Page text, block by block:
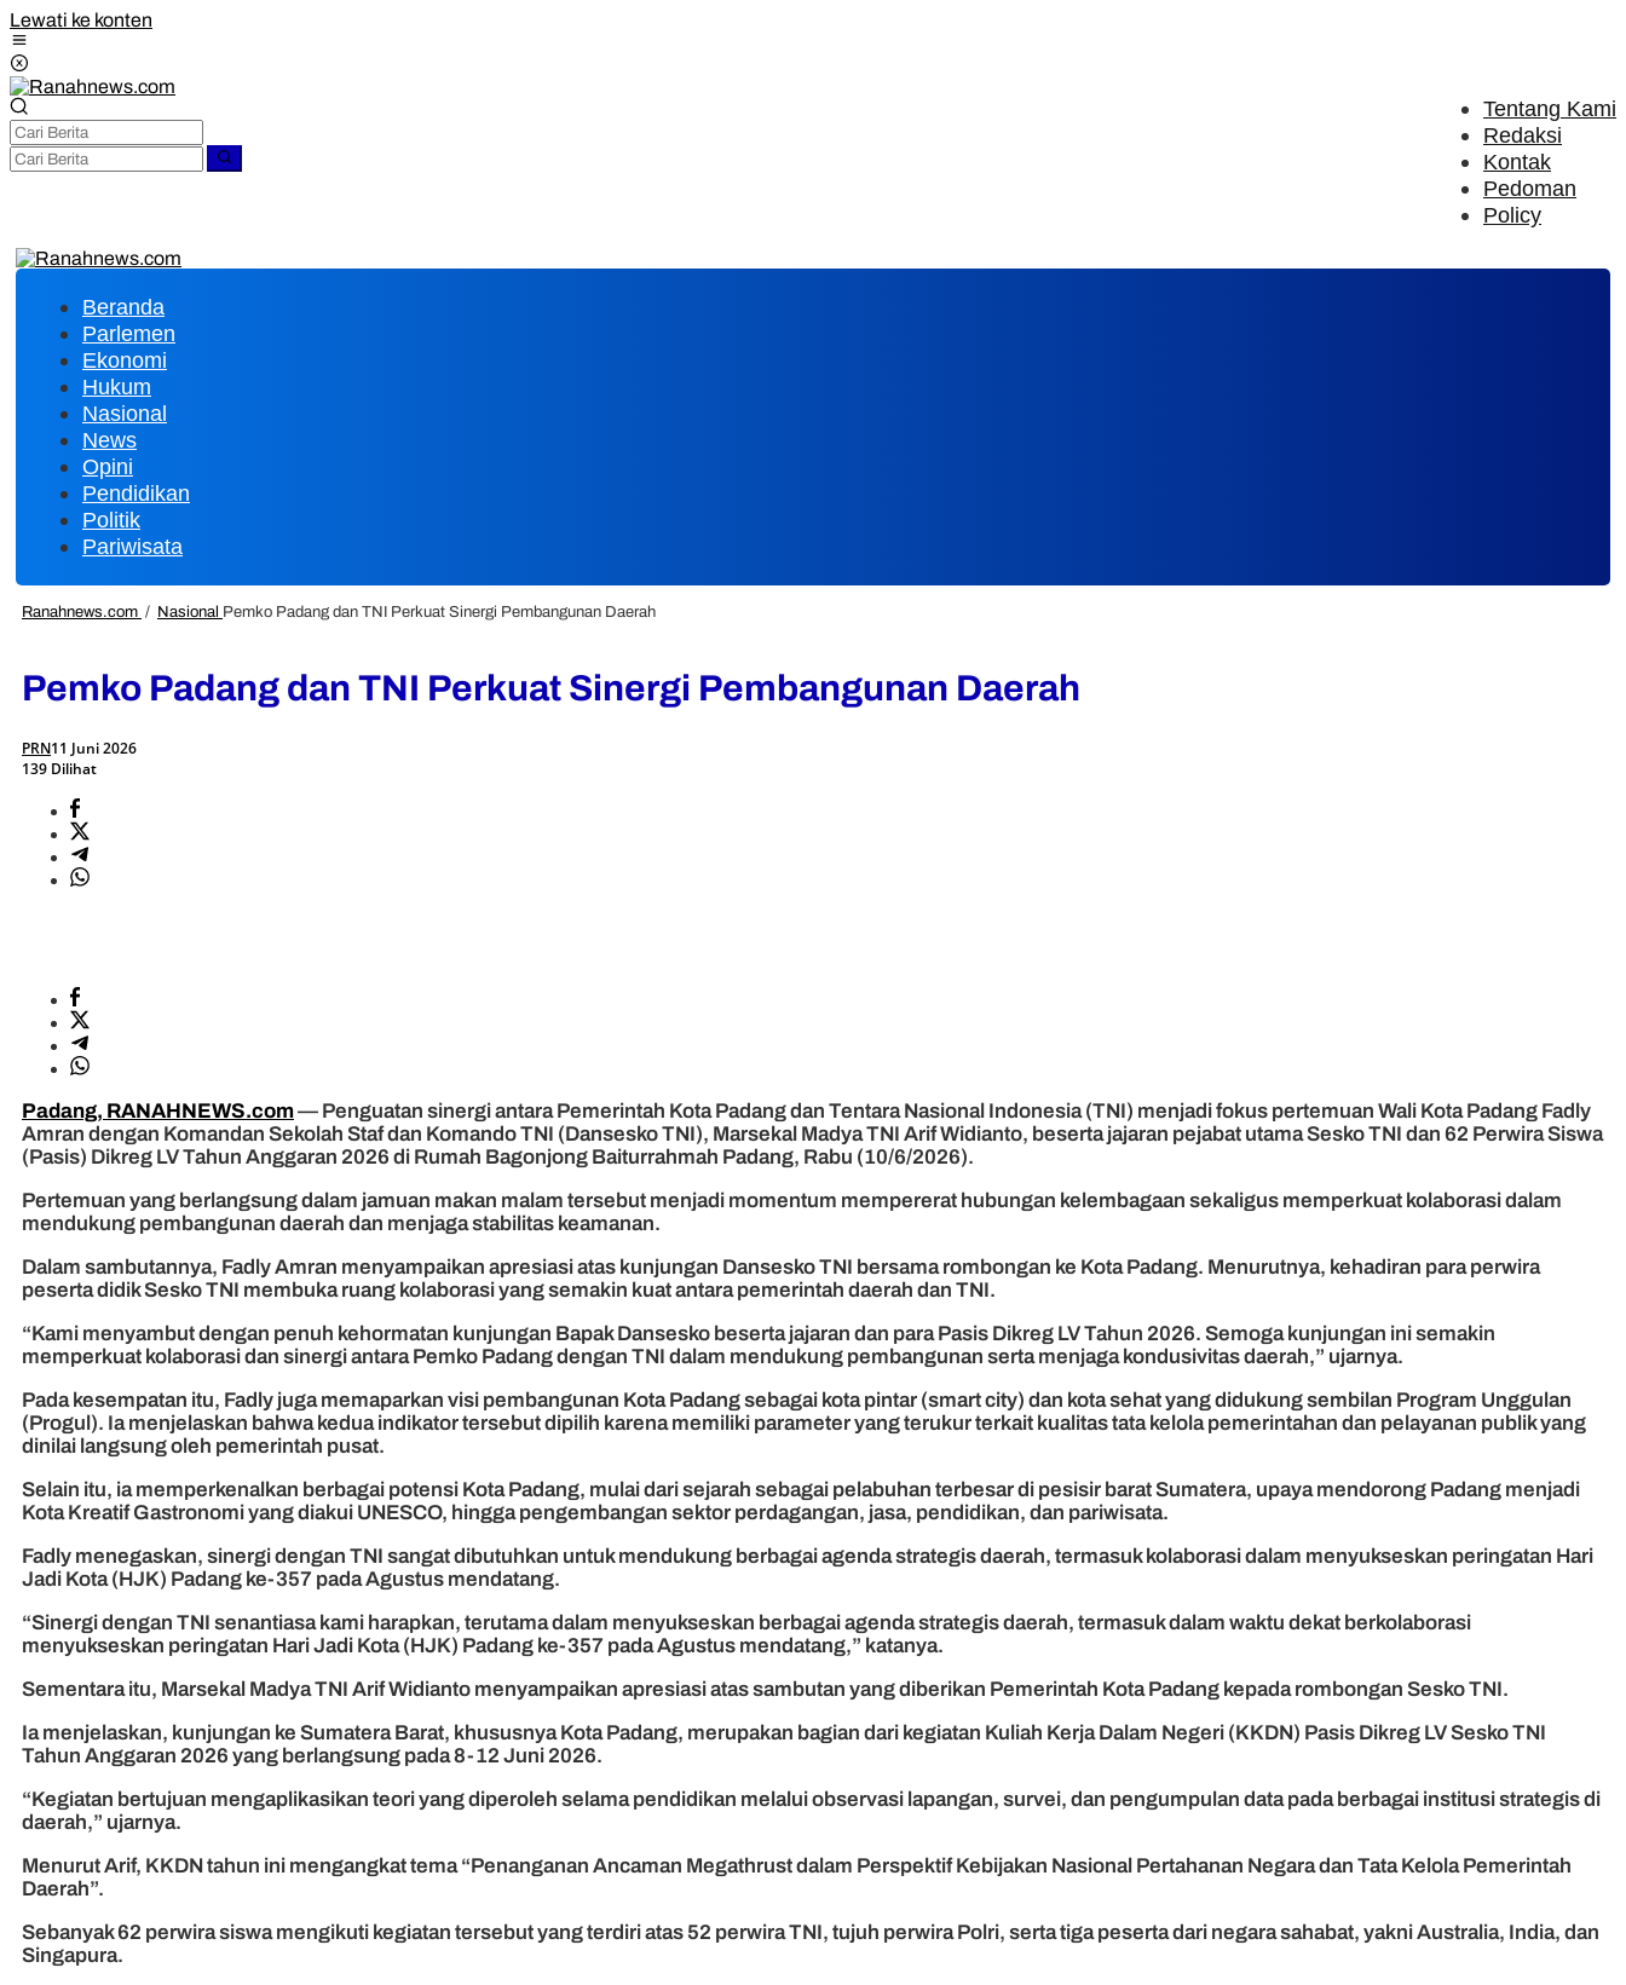
Lewati ke konten
Tentang Kami
Redaksi
Kontak
Pedoman
Policy
Beranda
Parlemen
Ekonomi
Hukum
Nasional
News
Opini
Pendidikan
Politik
Pariwisata
Ranahnews.com / Nasional Pemko Padang dan TNI Perkuat Sinergi Pembangunan Daerah
Pemko Padang dan TNI Perkuat Sinergi Pembangunan Daerah
PRN11 Juni 2026
139 Dilihat
Padang, RANAHNEWS.com— Penguatan sinergi antara Pemerintah Kota Padang dan Tentara Nasional Indonesia (TNI) menjadi fokus pertemuan Wali Kota Padang Fadly
Amran dengan Komandan Sekolah Staf dan Komando TNI (Dansesko TNI), Marsekal Madya TNI Arif Widianto, beserta jajaran pejabat utama Sesko TNI dan 62 Perwira Siswa
(Pasis) Dikreg LV Tahun Anggaran 2026 di Rumah Bagonjong Baiturrahmah Padang, Rabu (10/6/2026).
Pertemuan yang berlangsung dalam jamuan makan malam tersebut menjadi momentum mempererat hubungan kelembagaan sekaligus memperkuat kolaborasi dalam
mendukung pembangunan daerah dan menjaga stabilitas keamanan.
Dalam sambutannya, Fadly Amran menyampaikan apresiasi atas kunjungan Dansesko TNI bersama rombongan ke Kota Padang. Menurutnya, kehadiran para perwira
peserta didik Sesko TNI membuka ruang kolaborasi yang semakin kuat antara pemerintah daerah dan TNI.
“Kami menyambut dengan penuh kehormatan kunjungan Bapak Dansesko beserta jajaran dan para Pasis Dikreg LV Tahun 2026. Semoga kunjungan ini semakin
memperkuat kolaborasi dan sinergi antara Pemko Padang dengan TNI dalam mendukung pembangunan serta menjaga kondusivitas daerah,” ujarnya.
Pada kesempatan itu, Fadly juga memaparkan visi pembangunan Kota Padang sebagai kota pintar (smart city) dan kota sehat yang didukung sembilan Program Unggulan
(Progul). Ia menjelaskan bahwa kedua indikator tersebut dipilih karena memiliki parameter yang terukur terkait kualitas tata kelola pemerintahan dan pelayanan publik yang
dinilai langsung oleh pemerintah pusat.
Selain itu, ia memperkenalkan berbagai potensi Kota Padang, mulai dari sejarah sebagai pelabuhan terbesar di pesisir barat Sumatera, upaya mendorong Padang menjadi
Kota Kreatif Gastronomi yang diakui UNESCO, hingga pengembangan sektor perdagangan, jasa, pendidikan, dan pariwisata.
Fadly menegaskan, sinergi dengan TNI sangat dibutuhkan untuk mendukung berbagai agenda strategis daerah, termasuk kolaborasi dalam menyukseskan peringatan Hari
Jadi Kota (HJK) Padang ke-357 pada Agustus mendatang.
“Sinergi dengan TNI senantiasa kami harapkan, terutama dalam menyukseskan berbagai agenda strategis daerah, termasuk dalam waktu dekat berkolaborasi
menyukseskan peringatan Hari Jadi Kota (HJK) Padang ke-357 pada Agustus mendatang,” katanya.
Sementara itu, Marsekal Madya TNI Arif Widianto menyampaikan apresiasi atas sambutan yang diberikan Pemerintah Kota Padang kepada rombongan Sesko TNI.
Ia menjelaskan, kunjungan ke Sumatera Barat, khususnya Kota Padang, merupakan bagian dari kegiatan Kuliah Kerja Dalam Negeri (KKDN) Pasis Dikreg LV Sesko TNI
Tahun Anggaran 2026 yang berlangsung pada 8-12 Juni 2026.
“Kegiatan bertujuan mengaplikasikan teori yang diperoleh selama pendidikan melalui observasi lapangan, survei, dan pengumpulan data pada berbagai institusi strategis di
daerah,” ujarnya.
Menurut Arif, KKDN tahun ini mengangkat tema “Penanganan Ancaman Megathrust dalam Perspektif Kebijakan Nasional Pertahanan Negara dan Tata Kelola Pemerintah
Daerah”.
Sebanyak 62 perwira siswa mengikuti kegiatan tersebut yang terdiri atas 52 perwira TNI, tujuh perwira Polri, serta tiga peserta dari negara sahabat, yakni Australia, India, dan
Singapura.